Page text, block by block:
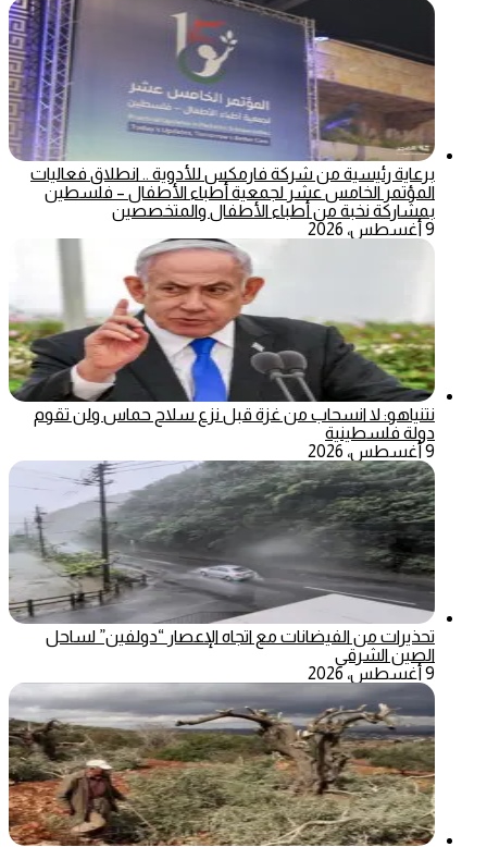
برعاية رئيسية من شركة فارمكس للأدوية .. انطلاق فعاليات
المؤتمر الخامس عشر لجمعية أطباء الأطفال – فلسطين
بمشاركة نخبة من أطباء الأطفال والمتخصصين
9 أغسطس، 2026
نتنياهو: لا انسحاب من غزة قبل نزع سلاح حماس ولن تقوم
دولة فلسطينية
9 أغسطس، 2026
تحذيرات من الفيضانات مع اتجاه الإعصار “دولفين” لساحل
الصين الشرقي
9 أغسطس، 2026